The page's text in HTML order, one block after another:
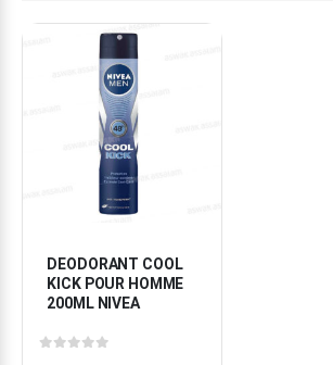
DEODORANT COOL
KICK POUR HOMME
200ML NIVEA